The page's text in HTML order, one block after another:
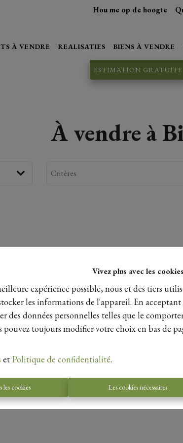
Vivez plus avec les cookies
expérience possible, nous et des tiers
les informations de l'appareil. En
des données personnelles telles que le
pouvez toujours modifier votre choix en bas de
et Politique de confidentialité.
les cookies Les cookies nécessaires
Hou me op de hoogte
À VENDRE REALISATIES BIENS À VENDRE
ESTIMATION GRATUITE
À vendre à